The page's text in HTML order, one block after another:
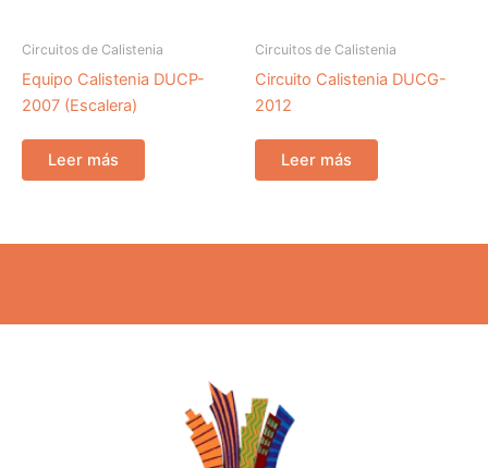
Circuitos de Calistenia
Equipo Calistenia DUCP-
2007 (Escalera)
Leer más
Circuitos de Calistenia
Circuito Calistenia DUCG-
2012
Leer más